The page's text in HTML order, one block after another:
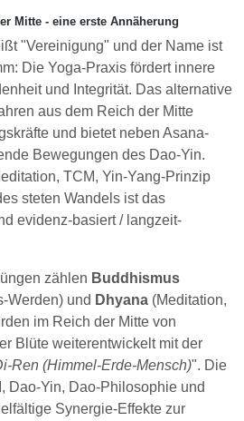
Mitte - eine erste Annäherung
"Vereinigung" und der Name ist
Die Yoga-Praxis fördert innere
und Integrität. Das alternative
aus dem Reich der Mitte
und bietet neben Asana-
Bewegungen des Dao-Yin.
TCM, Yin-Yang-Prinzip
steten Wandels ist das
evidenz-basiert / langzeit-
zählen Buddhismus
Werden) und Dhyana (Meditation,
im Reich der Mitte von
Blüte weiterentwickelt mit der
Ren (Himmel-Erde-Mensch)". Die
Dao-Yin, Dao-Philosophie und
Synergie-Effekte zur